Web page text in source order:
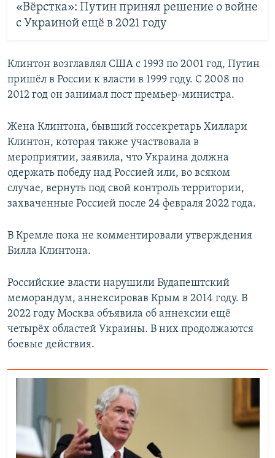
«Вёрстка»: Путин принял решение о войне
с Украиной ещё в 2021 году
Клинтон возглавлял США с 1993 по 2001 год, Путин
пришёл в России к власти в 1999 году. С 2008 по
2012 год он занимал пост премьер-министра.
Жена Клинтона, бывший госсекретарь Хиллари
Клинтон, которая также участвовала в
мероприятии, заявила, что Украина должна
одержать победу над Россией или, во всяком
случае, вернуть под свой контроль территории,
захваченные Россией после 24 февраля 2022 года.
В Кремле пока не комментировали утверждения
Билла Клинтона.
Российские власти нарушили Будапештский
меморандум, аннексировав Крым в 2014 году. В
2022 году Москва объявила об аннексии ещё
четырёх областей Украины. В них продолжаются
боевые действия.